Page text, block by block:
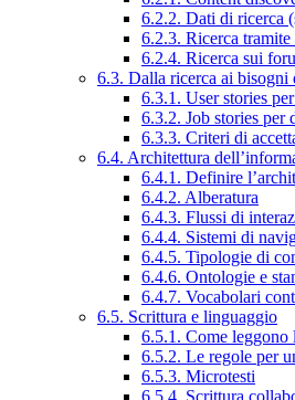
6.2.2. Dati di ricerca
6.2.3. Ricerca tramite
6.2.4. Ricerca sui
6.3. Dalla ricerca ai bisogni
6.3.1. User stories
6.3.2. Job stories per
6.3.3. Criteri di
6.4. Architettura
6.4.1. Definire
6.4.2. Alberatura
6.4.3. Flussi di
6.4.4. Sistemi di
6.4.5. Tipologie di
6.4.6. Ontologie e
6.4.7. Vocabolari
6.5. Scrittura e linguaggio
6.5.1. Come leggono
6.5.2. Le regole per
6.5.3. Microtesti
6.5.4. Scrittura